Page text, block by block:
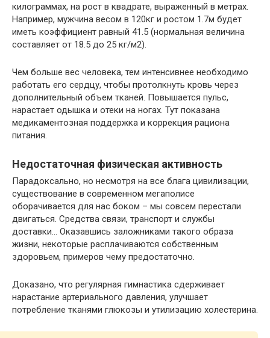
килограммах, на рост в квадрате, выраженный в метрах.
Например, мужчина весом в 120кг и ростом 1.7м будет
иметь коэффициент равный 41.5 (нормальная величина
составляет от 18.5 до 25 кг/м2).
Чем больше вес человека, тем интенсивнее необходимо
работать его сердцу, чтобы протолкнуть кровь через
дополнительный объем тканей. Повышается пульс,
нарастает одышка и отеки на ногах. Тут показана
медикаментозная поддержка и коррекция рациона
питания.
Недостаточная физическая активность
Парадоксально, но несмотря на все блага цивилизации,
существование в современном мегаполисе
оборачивается для нас боком – мы совсем перестали
двигаться. Средства связи, транспорт и службы
доставки… Оказавшись заложниками такого образа
жизни, некоторые расплачиваются собственным
здоровьем, примеров чему предостаточно.
Доказано, что регулярная гимнастика сдерживает
нарастание артериального давления, улучшает
потребление тканями глюкозы и утилизацию холестерина.